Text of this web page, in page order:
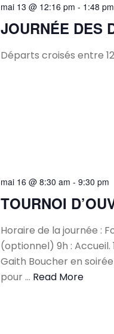
JOURNÉE DES
mai 13 @ 12:16 pm - 1:48 pm
Départs croisés entre
TOURNOI
mai 16 @ 8:30 am - 9:30 pm
Horaire de la journée :
(optionnel) 9h : Accueil.
Gaith Boucher en
pour … Read More